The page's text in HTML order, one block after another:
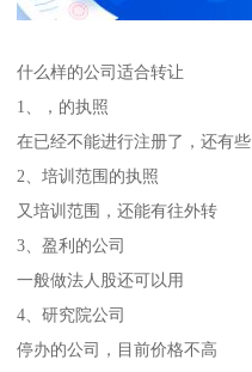
什么样的公司适合转让
1、，的执照
在已经不能进行注册了，还有些
2、培训范围的执照
又培训范围，还能有往外转
3、盈利的公司
一般做法人股还可以用
4、研究院公司
停办的公司，目前价格不高